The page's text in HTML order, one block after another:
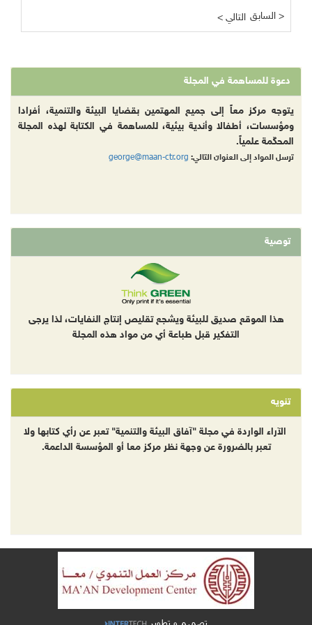
< التالي السابق >
دعوة للمساهمة في المجلة
يتوجه مركز معاً إلى جميع المهتمين بقضايا البيئة والتنمية، أفرادا
ومؤسسات، أطفالا وأندية بيئية، للمساهمة في الكتابة لهذه المجلة
المحكّمة علمياً.
ترسل المواد إلى العنوان التالي: george@maan-ctr.org
توصية
هذا الموقع صديق للبيئة ويشجع تقليص إنتاج النفايات، لذا يرجى
التفكير قبل طباعة أي من مواد هذه المجلة
تنويه
الآراء الواردة في مجلة "آفاق البيئة والتنمية" تعبر عن رأي كتابها ولا
تعبر بالضرورة عن وجهة نظر مركز معا أو المؤسسة الداعمة.